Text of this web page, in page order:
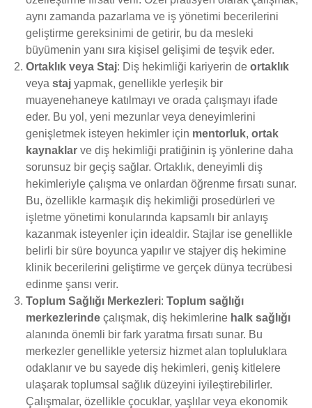
aynı zamanda pazarlama ve iş yönetimi becerilerini
geliştirme gereksinimi de getirir, bu da mesleki
büyümenin yanı sıra kişisel gelişimi de teşvik eder.
Ortaklık veya Staj: Diş hekimliği kariyerin deortaklık
veyastaj yapmak, genellikle yerleşik bir
muayenehaneye katılmayı ve orada çalışmayı ifade
eder. Bu yol, yeni mezunlar veya deneyimlerini
genişletmek isteyen hekimler için mentorluk,ortak
kaynaklar ve diş hekimliği pratiğinin iş yönlerine daha
sorunsuz bir geçiş sağlar. Ortaklık, deneyimli diş
hekimleriyle çalışma ve onlardan öğrenme fırsatı sunar.
Bu, özellikle karmaşık diş hekimliği prosedürleri ve
işletme yönetimi konularında kapsamlı bir anlayış
kazanmak isteyenler için idealdir. Stajlar ise genellikle
belirli bir süre boyunca yapılır ve stajyer diş hekimine
klinik becerilerini geliştirme ve gerçek dünya tecrübesi
edinme şansı verir.
Toplum Sağlığı Merkezleri:Toplum sağlığı
merkezlerinde çalışmak, diş hekimlerine halk sağlığı
alanında önemli bir fark yaratma fırsatı sunar. Bu
merkezler genellikle yetersiz hizmet alan topluluklara
odaklanır ve bu sayede diş hekimleri, geniş kitlelere
ulaşarak toplumsal sağlık düzeyini iyileştirebilirler.
Çalışmalar, özellikle çocuklar, yaşlılar veya ekonomik